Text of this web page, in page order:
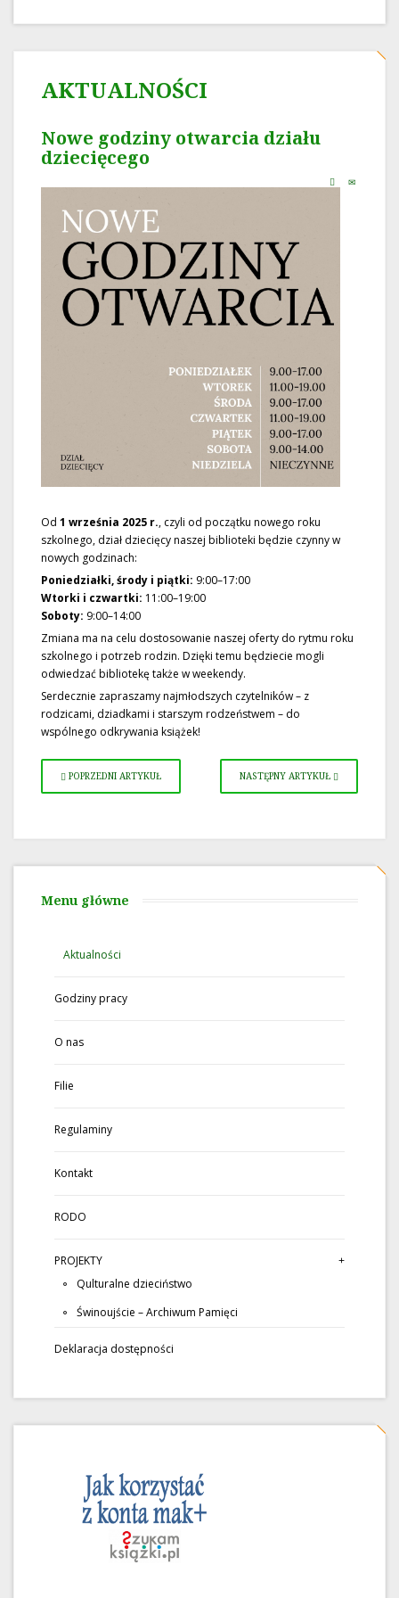
AKTUALNOŚCI
Nowe godziny otwarcia działu
dziecięcego
Od 1 września 2025 r., czyli od początku nowego roku
szkolnego, dział dziecięcy naszej biblioteki będzie czynny w
nowych godzinach:
Poniedziałki, środy i piątki: 9:00–17:00
Wtorki i czwartki: 11:00–19:00
Soboty: 9:00–14:00
Zmiana ma na celu dostosowanie naszej oferty do rytmu roku
szkolnego i potrzeb rodzin. Dzięki temu będziecie mogli
odwiedzać bibliotekę także w weekendy.
Serdecznie zapraszamy najmłodszych czytelników – z
rodzicami, dziadkami i starszym rodzeństwem – do
wspólnego odkrywania książek!
POPRZEDNI ARTYKUŁ NASTĘPNY ARTYKUŁ
Menu główne
Aktualności
Godziny pracy
O nas
Filie
Regulaminy
Kontakt
RODO
PROJEKTY
Qulturalne dzieciństwo
Świnoujście – Archiwum Pamięci
Deklaracja dostępności